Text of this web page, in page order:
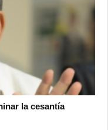
la cesantía